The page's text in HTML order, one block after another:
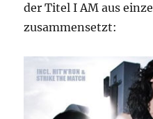
der Titel I AM aus
zusammensetzt: